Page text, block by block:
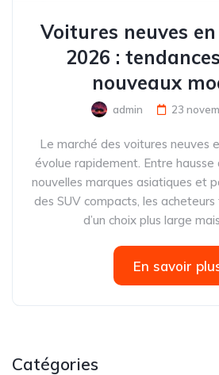
Voitures neuves
2026 :
nouveaux
admin 23
Le marché des voitures neuves
évolue rapidement. Entre hausse
nouvelles marques asiatiques et
des SUV compacts, les
d’un choix plus large
En savoir
Catégories